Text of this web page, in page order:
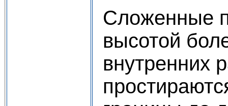
Сложенные
высотой
внутренних